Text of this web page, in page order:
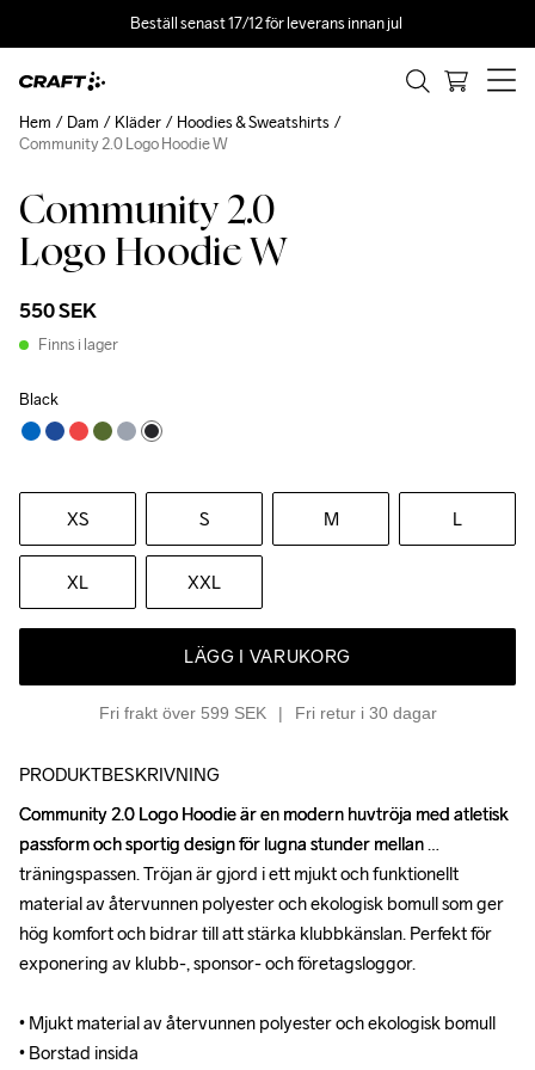
Beställ senast 17/12 för leverans innan jul
Community 2.0
Logo Hoodie W
550 SEK
Finns i lager
Black
XS S M L
XL XXL
LÄGG I VARUKORG
Fri frakt över 599 SEK Fri retur i 30 dagar
Hem Dam Kläder
Hoodies & Sweatshirts
Community 2.0 Logo Hoodie W
PRODUKTBESKRIVNING
Community 2.0 Logo Hoodie är en modern huvtröja med atletisk
passform och sportig design för lugna stunder mellan
träningspassen. Tröjan är gjord i ett mjukt och funktionellt
material av återvunnen polyester och ekologisk bomull som ger
hög komfort och bidrar till att stärka klubbkänslan. Perfekt för
exponering av klubb-, sponsor- och företagsloggor.
• Mjukt material av återvunnen polyester och ekologisk bomull
• Borstad insida
Community 2.0 Logo Hoodie är en modern huvtröja med atletisk
passform och sportig design för lugna stunder mellan
träningspassen. Tröjan är gjord i ett mjukt och funktionellt
material av återvunnen polyester och ekologisk bomull som ger
hög komfort och bidrar till att stärka klubbkänslan. Perfekt för
exponering av klubb-, sponsor- och företagsloggor.
• Mjukt material av återvunnen polyester och ekologisk bomull
• Borstad insida